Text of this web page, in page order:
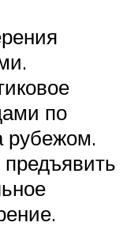
по
рубежом.